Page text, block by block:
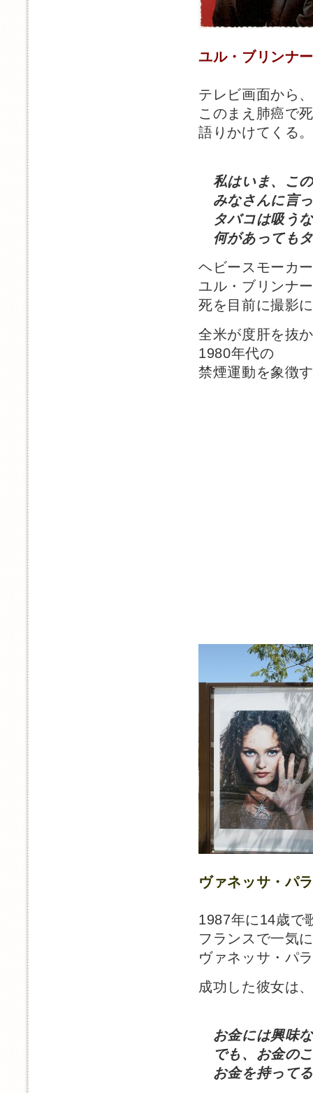
ユル・ブリンナ
テレビ画面から
このまえ肺癌で
語りかけてくる
私はいま、こ
みなさんに言
タバコは吸う
何があっても
ヘビースモーカ
ユル・ブリンナ
死を目前に撮影
全米が度肝を抜
1980年代の
禁煙運動を象徴
ヴァネッサ・パ
1987年に14歳で
フランスで一気
ヴァネッサ・パ
成功した彼女は
お金には興味
でも、お金の
お金を持って